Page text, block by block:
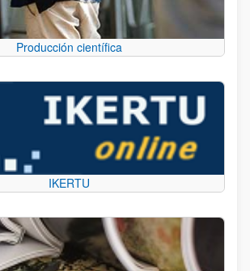
Producción científica
IKERTU